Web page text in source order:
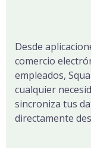
Desde
comercio
empleados,
cualquier
sincroniza tus
directamente